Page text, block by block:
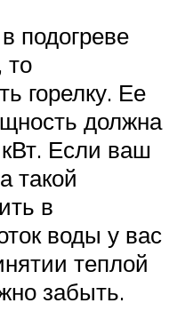
подогреве
то
горелку. Ее
должна
Если ваш
такой
в
воды у вас
теплой
забыть.